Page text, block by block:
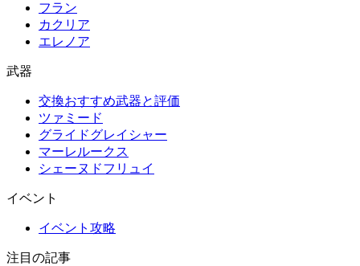
フラン
カクリア
エレノア
武器
交換おすすめ武器と評価
ツァミード
グライドグレイシャー
マーレルークス
シェーヌドフリュイ
イベント
イベント攻略
注目の記事